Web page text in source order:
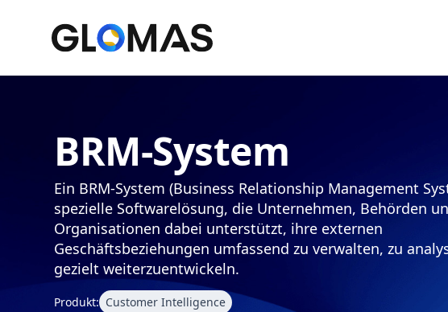
BRM-System
Ein BRM-System (Business Relationship Management
spezielle Softwarelösung, die Unternehmen, Behörden
Organisationen dabei unterstützt, ihre externen
Geschäftsbeziehungen umfassend zu verwalten, zu
gezielt weiterzuentwickeln.
Produkt: Customer Intelligence